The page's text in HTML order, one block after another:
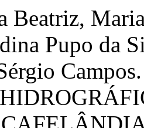
Beatriz,
Pupo da